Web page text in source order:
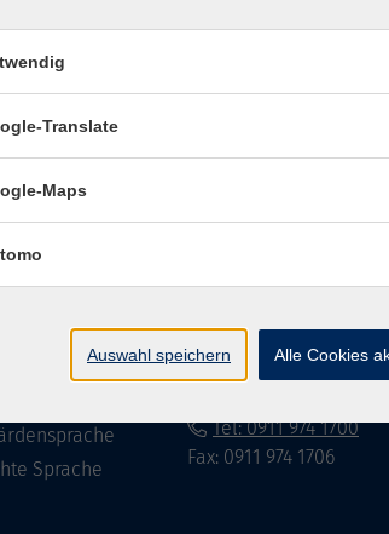
Impressum
Sprache
90762 Fürth
info@vhs-fuerth.de
Tel: 0911 974 1700
Fax: 0911 974 1706
Translate
Maps
Auswahl speichern Alle Cookies